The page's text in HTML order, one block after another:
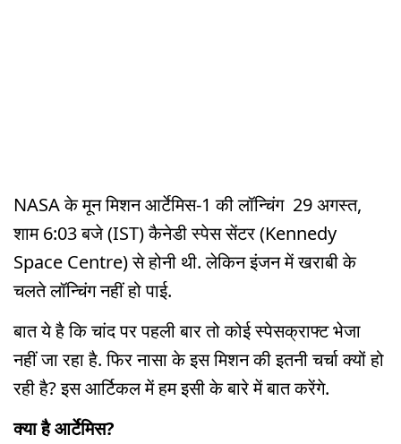
NASA के मून मिशन आर्टेमिस-1 की लॉन्चिंग 29 अगस्त,
शाम 6:03 बजे (IST) कैनेडी स्पेस सेंटर (Kennedy
Space Centre) से होनी थी. लेकिन इंजन में खराबी के
चलते लॉन्चिंग नहीं हो पाई.
बात ये है कि चांद पर पहली बार तो कोई स्पेसक्राफ्ट भेजा
नहीं जा रहा है. फिर नासा के इस मिशन की इतनी चर्चा क्यों हो
रही है? इस आर्टिकल में हम इसी के बारे में बात करेंगे.
क्या है आर्टेमिस?